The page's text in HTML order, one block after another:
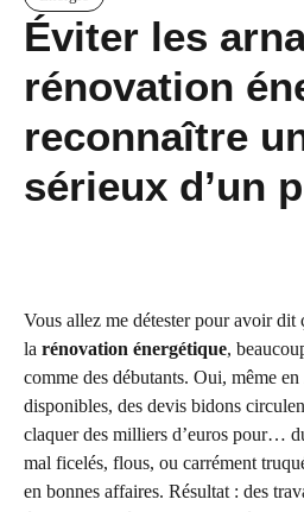
Éviter les
rénovation
reconnaître
sérieux d’un
Vous allez me détester pour avoir dit
la rénovation énergétique,
comme des débutants. Oui, même
disponibles, des devis bidons
claquer des milliers d’euros pour…
mal ficelés, flous, ou carrément
en bonnes affaires. Résultat : des